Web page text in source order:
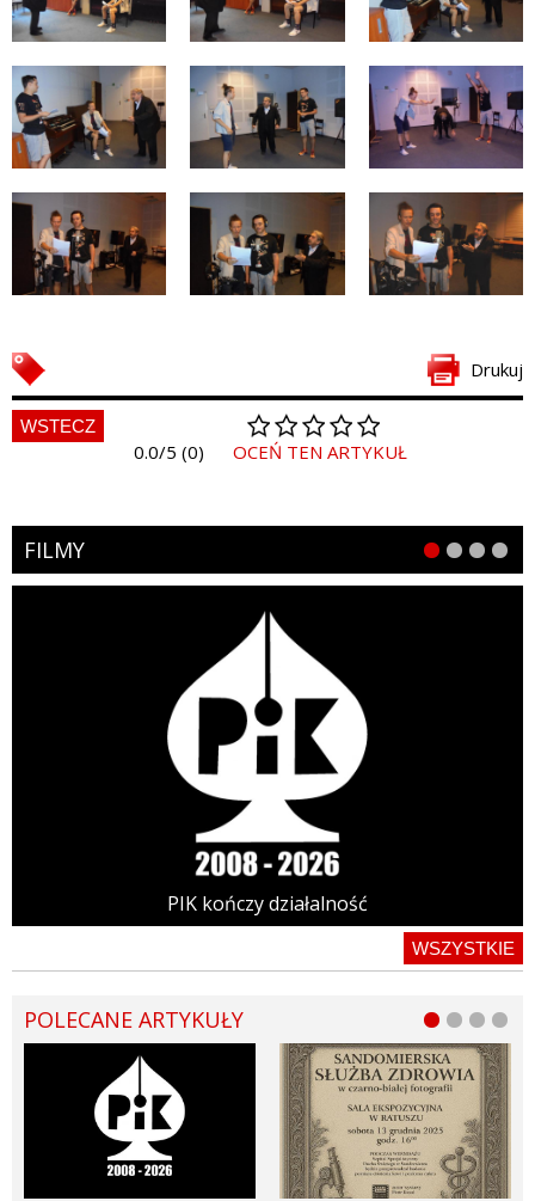
Drukuj
WSTECZ
0.0/5 (0) OCEŃ TEN ARTYKUŁ
FILMY
PIK kończy działalność
WSZYSTKIE
POLECANE ARTYKUŁY